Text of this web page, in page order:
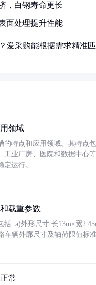
，白钢寿命更长
面处理提升性能
爱采购能根据需求精准
领域
的特点和应用领域。其特点
工业厂房、医院和数据中心
运行。
载重参数
括: a)外形尺寸:长13m×宽
车辆外廓尺寸及轴荷限值标
常